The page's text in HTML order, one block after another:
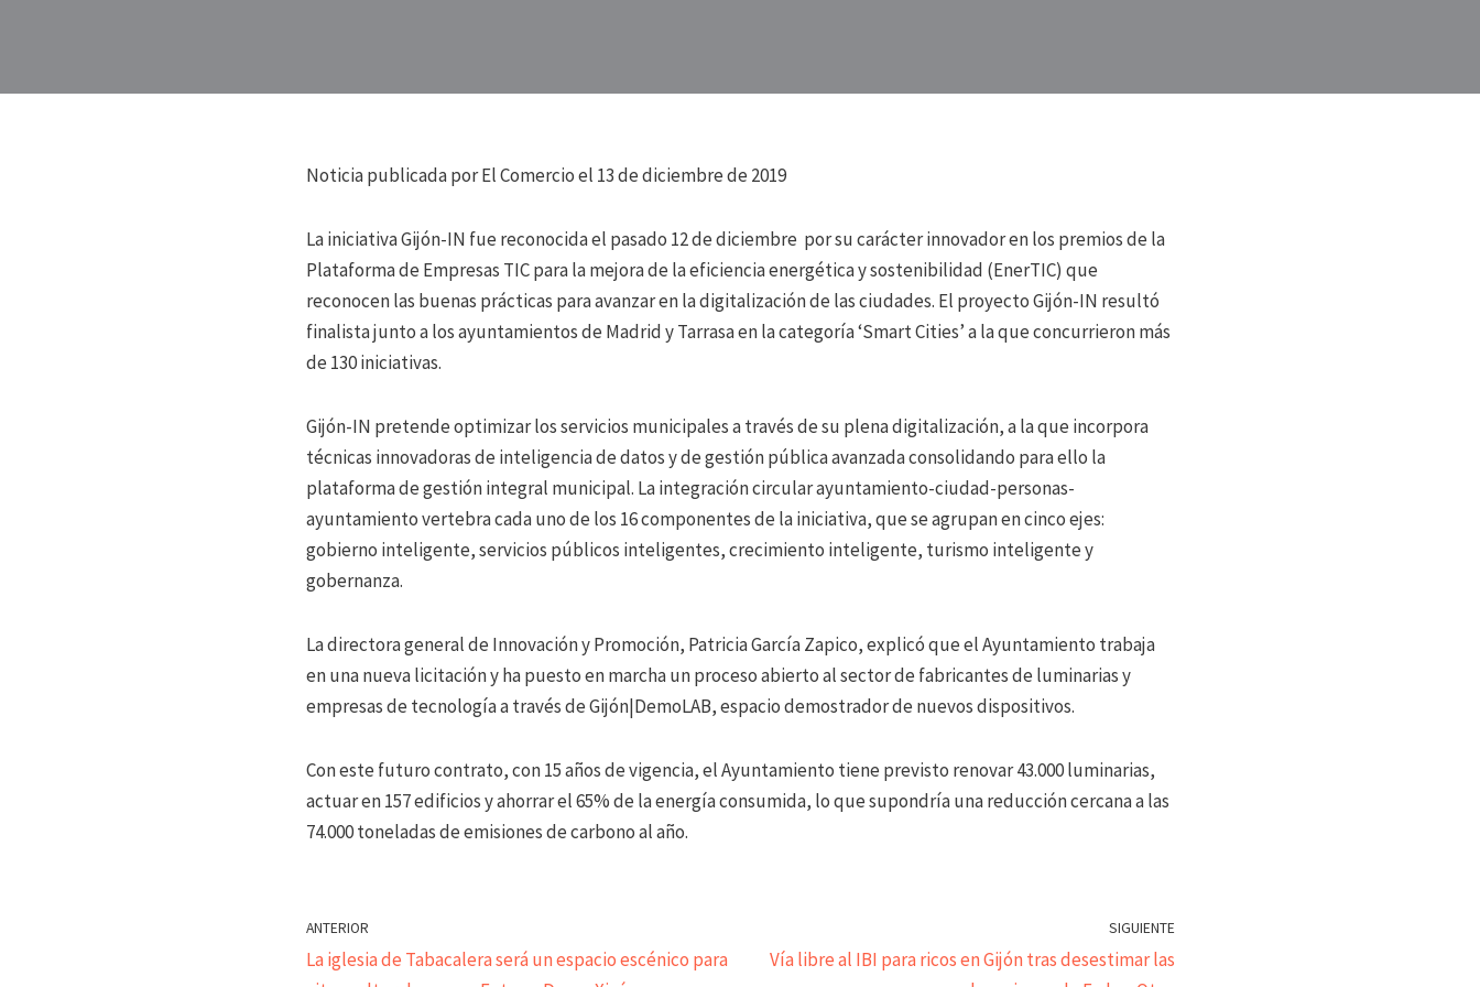
Noticia publicada por El Comercio el 13 de diciembre de 2019
La iniciativa Gijón-IN fue reconocida el pasado 12 de diciembre por su carácter innovador en los premios de la
Plataforma de Empresas TIC para la mejora de la eficiencia energética y sostenibilidad (EnerTIC) que
reconocen las buenas prácticas para avanzar en la digitalización de las ciudades. El proyecto Gijón-IN resultó
finalista junto a los ayuntamientos de Madrid y Tarrasa en la categoría ‘Smart Cities’ a la que concurrieron más
de 130 iniciativas.
Gijón-IN pretende optimizar los servicios municipales a través de su plena digitalización, a la que incorpora
técnicas innovadoras de inteligencia de datos y de gestión pública avanzada consolidando para ello la
plataforma de gestión integral municipal. La integración circular ayuntamiento-ciudad-personas-
ayuntamiento vertebra cada uno de los 16 componentes de la iniciativa, que se agrupan en cinco ejes:
gobierno inteligente, servicios públicos inteligentes, crecimiento inteligente, turismo inteligente y
gobernanza.
La directora general de Innovación y Promoción, Patricia García Zapico, explicó que el Ayuntamiento trabaja
en una nueva licitación y ha puesto en marcha un proceso abierto al sector de fabricantes de luminarias y
empresas de tecnología a través de Gijón|DemoLAB, espacio demostrador de nuevos dispositivos.
Con este futuro contrato, con 15 años de vigencia, el Ayuntamiento tiene previsto renovar 43.000 luminarias,
actuar en 157 edificios y ahorrar el 65% de la energía consumida, lo que supondría una reducción cercana a las
74.000 toneladas de emisiones de carbono al año.
ANTERIOR
La iglesia de Tabacalera será un espacio escénico para
SIGUIENTE
Vía libre al IBI para ricos en Gijón tras desestimar las